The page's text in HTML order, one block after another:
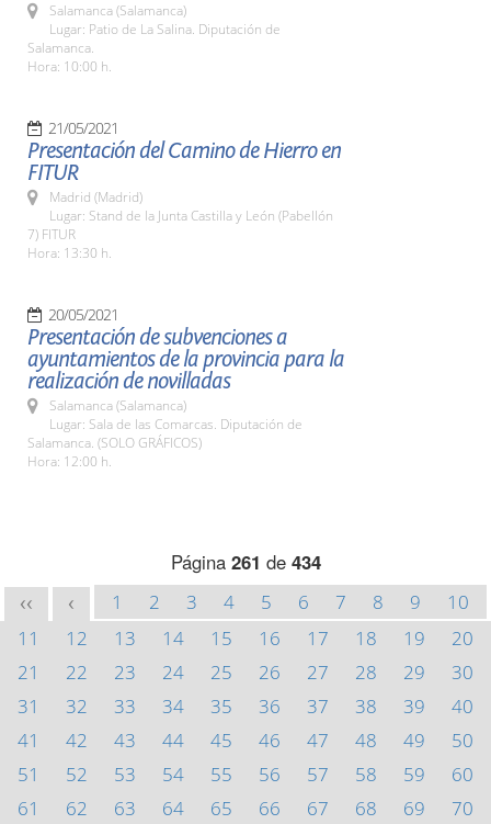
Salamanca (Salamanca)
Lugar: Patio de La Salina. Diputación de
Salamanca.
Hora: 10:00 h.
21/05/2021
Presentación del Camino de Hierro en
FITUR
Madrid (Madrid)
Lugar: Stand de la Junta Castilla y León (Pabellón
7) FITUR
Hora: 13:30 h.
20/05/2021
Presentación de subvenciones a
ayuntamientos de la provincia para la
realización de novilladas
Salamanca (Salamanca)
Lugar: Sala de las Comarcas. Diputación de
Salamanca. (SOLO GRÁFICOS)
Hora: 12:00 h.
Página 261 de 434
<< < 1 2 3 4 5 6 7 8 9
10
11
12 13 14 15 16 17 18 19
20
21
22 23 24 25 26 27 28 29
30
31
32 33 34 35 36 37 38 39
40
41
42 43 44 45 46 47 48 49
50
51
52 53 54 55 56 57 58 59
60
61
62 63 64 65 66 67 68 69
70